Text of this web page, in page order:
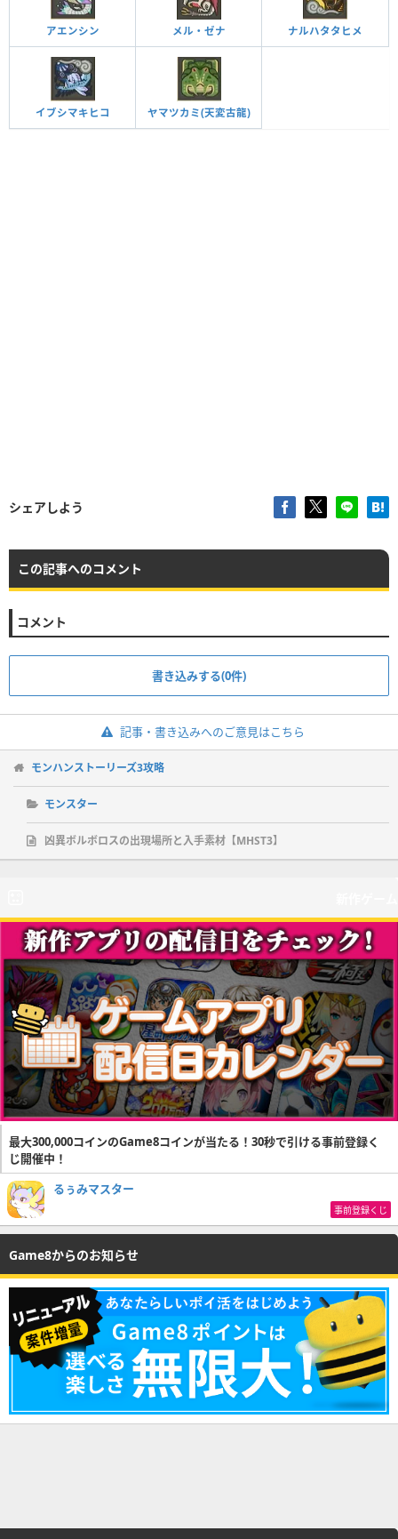
アエンシン メル・ゼナ ナルハタタヒメ
イブシマキヒコ ヤマツカミ(天変古龍)
シェアしよう
この記事へのコメント
コメント
書き込みする(0件)
記事・書き込みへのご意見はこちら
モンハンストーリーズ3攻略
モンスター
凶異ボルボロスの出現場所と入手素材【MHST3】
最大300,000コインのGame8コインが当たる！30秒で引ける事前登録く
じ開催中！
るぅみマスター
事前登録くじ
Game8からのお知らせ